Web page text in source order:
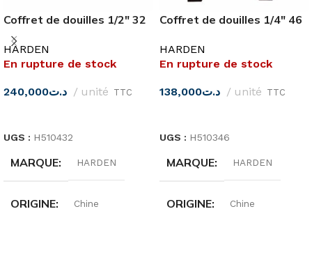
Coffret de douilles 1/2″ 32
pièces
HARDEN
En rupture de stock
د.ت240,000 unité TTC
UGS : H510432
MARQUE HARDEN
ORIGINE Chine
Coffret de douilles 1/4″ 46
HARDEN
En rupture de stock
د.ت138,000 unité TTC
UGS : H510346
MARQUE HARDEN
ORIGINE Chine